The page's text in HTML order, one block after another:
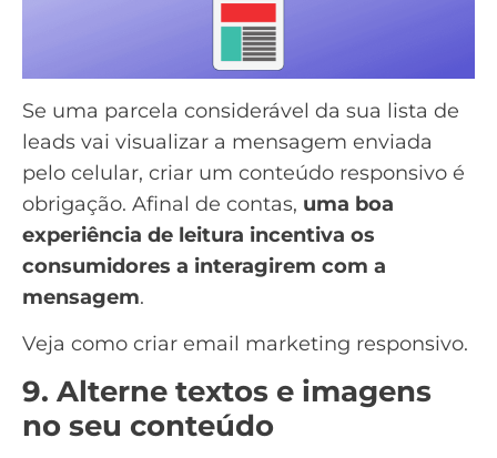
Se uma parcela considerável da sua lista de
leads vai visualizar a mensagem enviada
pelo celular, criar um conteúdo responsivo é
obrigação. Afinal de contas, uma boa
experiência de leitura incentiva os
consumidores a interagirem com a
mensagem.
Veja como criar email marketing responsivo.
9. Alterne textos e imagens
no seu conteúdo